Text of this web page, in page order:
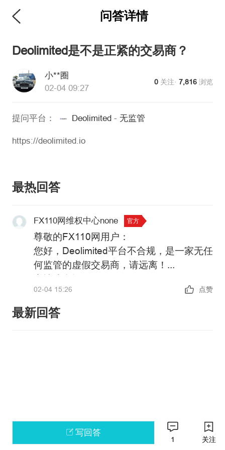
问答详情
Deolimited是不是正紧的交易商？
小**圈
02-04 09:27
0 关注·7,816 浏览
提问平台： Deolimited- 无监管
https://deolimited.io
最热回答
FX110网维权中心none 官方
尊敬的FX110网用户：
您好，Deolimited平台不合规，是一家无任
何监管的虚假交易商，请远离！
https://xujia.fx110.vip/falsebroker/details/
政策警告：中国未批准任何机构在境内开
展外汇保证金业务，凡未经批准的机构擅
02-04 15:26 点赞
最新回答
写回答
1 关注